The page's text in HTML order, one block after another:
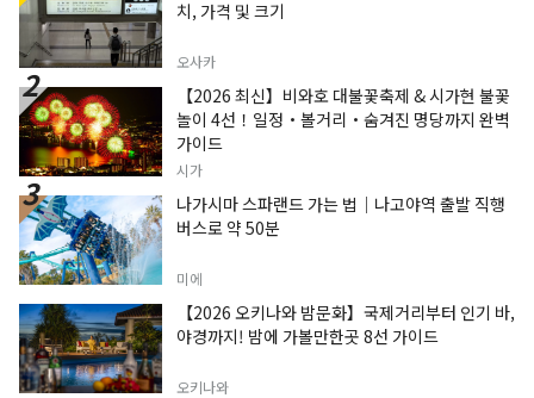
치, 가격 및 크기
오사카
【2026 최신】비와호 대불꽃축제 & 시가현 불꽃
놀이 4선！일정・볼거리・숨겨진 명당까지 완벽
가이드
시가
나가시마 스파랜드 가는 법｜나고야역 출발 직행
버스로 약 50분
미에
【2026 오키나와 밤문화】국제거리부터 인기 바,
야경까지! 밤에 가볼만한곳 8선 가이드
오키나와